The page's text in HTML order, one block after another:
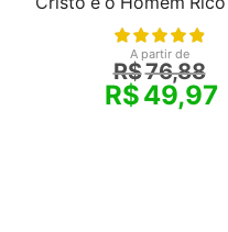
A partir de
R$76,88
R$49,97